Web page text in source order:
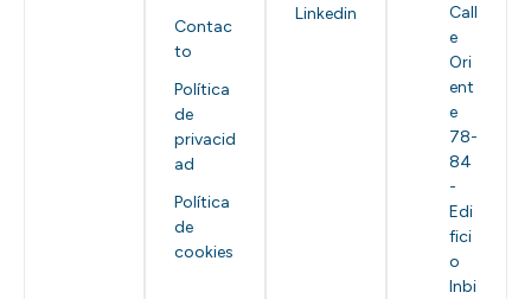
Contac
to
Política
de
privacid
ad
Política
de
cookies
Linkedin
Call
e
Ori
ent
e
78-
84
-
Edi
fici
o
Inbi